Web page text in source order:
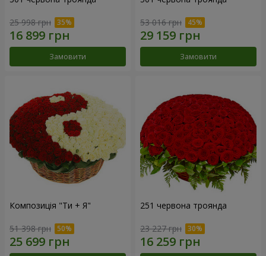
25 998 грн
Замовити
53 016 грн
Замовити
Композиція "Ти + Я"
51 398 грн
251 червона троянда
23 227 грн